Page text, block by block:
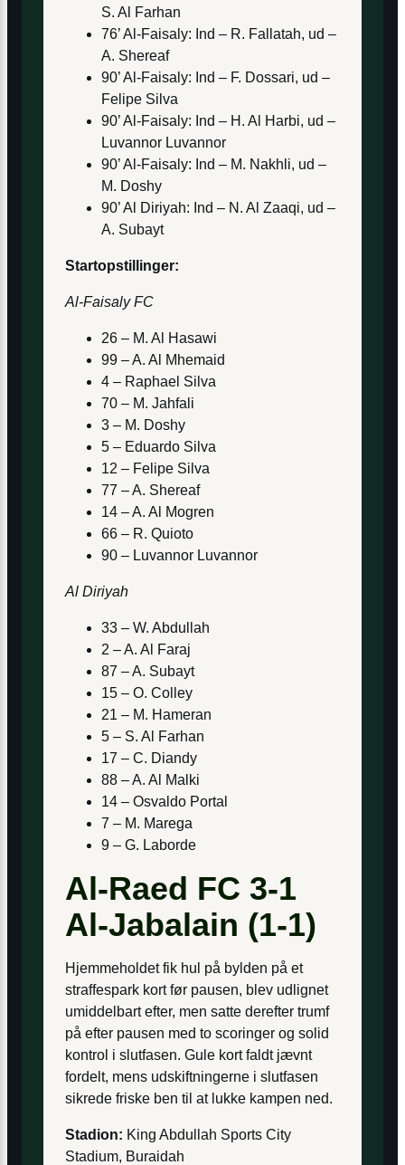
S. Al Farhan
76’ Al-Faisaly: Ind – R. Fallatah, ud –
A. Shereaf
90’ Al-Faisaly: Ind – F. Dossari, ud –
Felipe Silva
90’ Al-Faisaly: Ind – H. Al Harbi, ud –
Luvannor Luvannor
90’ Al-Faisaly: Ind – M. Nakhli, ud –
M. Doshy
90’ Al Diriyah: Ind – N. Al Zaaqi, ud –
A. Subayt
Startopstillinger:
Al-Faisaly FC
26 – M. Al Hasawi
99 – A. Al Mhemaid
4 – Raphael Silva
70 – M. Jahfali
3 – M. Doshy
5 – Eduardo Silva
12 – Felipe Silva
77 – A. Shereaf
14 – A. Al Mogren
66 – R. Quioto
90 – Luvannor Luvannor
Al Diriyah
33 – W. Abdullah
2 – A. Al Faraj
87 – A. Subayt
15 – O. Colley
21 – M. Hameran
5 – S. Al Farhan
17 – C. Diandy
88 – A. Al Malki
14 – Osvaldo Portal
7 – M. Marega
9 – G. Laborde
Al-Raed FC 3-1
Al-Jabalain (1-1)
Hjemmeholdet fik hul på bylden på et
straffespark kort før pausen, blev udlignet
umiddelbart efter, men satte derefter trumf
på efter pausen med to scoringer og solid
kontrol i slutfasen. Gule kort faldt jævnt
fordelt, mens udskiftningerne i slutfasen
sikrede friske ben til at lukke kampen ned.
Stadion: King Abdullah Sports City
Stadium, Buraidah